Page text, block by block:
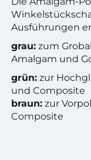
Ausführungen
grau: zum
Amalgam und
grün: zur
und Composite
braun: zur
Composite